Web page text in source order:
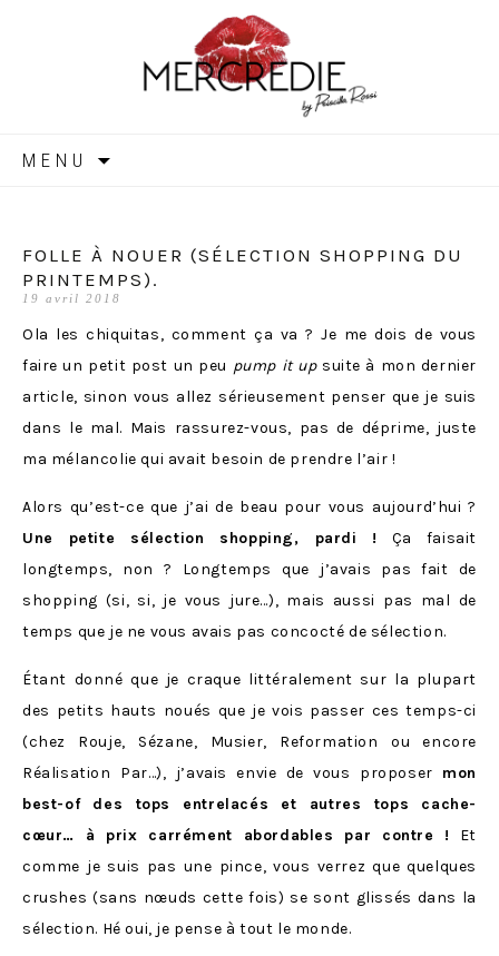
MERCREDIE
MENU
FOLLE À NOUER (SÉLECTION SHOPPING DU
PRINTEMPS).
19 avril 2018
Ola les chiquitas, comment ça va ? Je me dois de vous
faire un petit post un peu pump it upsuite à mon dernier
article, sinon vous allez sérieusement penser que je suis
dans le mal. Mais rassurez-vous, pas de déprime, juste
ma mélancolie qui avait besoin de prendre l’air !
Alors qu’est-ce que j’ai de beau pour vous aujourd’hui ?
Une petite sélection shopping, pardi !
Ça faisait
longtemps, non ? Longtemps que j’avais pas fait de
shopping (si, si, je vous jure…), mais aussi pas mal de
temps que je ne vous avais pas concocté de sélection.
Étant donné que je craque littéralement sur la plupart
des petits hauts noués que je vois passer ces temps-ci
(chez Rouje, Sézane, Musier, Reformation ou encore
Réalisation Par…), j’avais envie de vous proposer mon
best-of des tops entrelacés et autres tops cache-
cœur… à prix carrément abordables par contre !
Et
comme je suis pas une pince, vous verrez que quelques
crushes (sans nœuds cette fois) se sont glissés dans la
sélection. Hé oui, je pense à tout le monde.